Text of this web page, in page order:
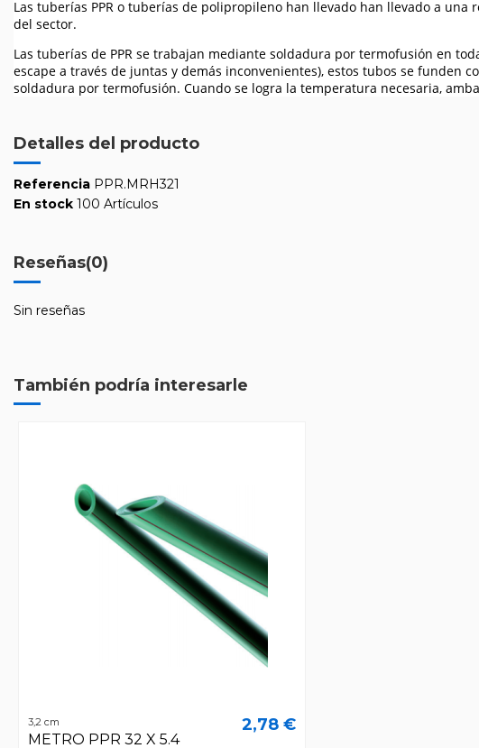
Las tuberías PPR o tuberías de polipropileno han llevado han llevado a
del sector.
Las tuberías de PPR se trabajan mediante soldadura por termofusión en
escape a través de juntas y demás inconvenientes), estos tubos se funden
soldadura por termofusión. Cuando se logra la temperatura necesaria,
Detalles del producto
Referencia PPR.MRH321
En stock 100 Artículos
Reseñas(0)
Sin reseñas
También podría interesarle
3,2 cm
METRO PPR 32 X 5.4
2,78 €